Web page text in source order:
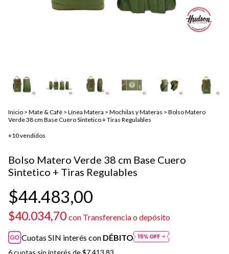
Inicio > Mate & Café > Línea Matera > Mochilas y Materas > Bolso Matero
Verde 38 cm Base Cuero Sintetico + Tiras Regulables
+10 vendidos
Bolso Matero Verde 38 cm Base Cuero
Sintetico + Tiras Regulables
$44.483,00
$40.034,70 con Transferencia o depósito
Cuotas SIN interés con DÉBITO
6cuotas sin interés de$7.413,83